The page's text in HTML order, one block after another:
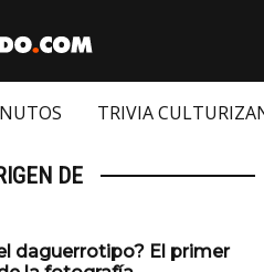
TRIVIA
DE
daguerrotipo? El primer